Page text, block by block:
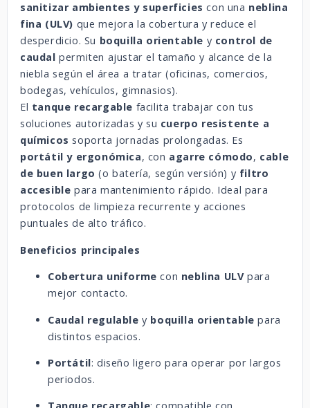
sanitizar ambientes y superficies con una neblina
fina (ULV) que mejora la cobertura y reduce el
desperdicio. Su boquilla orientable y control de
caudal permiten ajustar el tamaño y alcance de la
niebla según el área a tratar (oficinas, comercios,
bodegas, vehículos, gimnasios).
El tanque recargable facilita trabajar con tus
soluciones autorizadas y su cuerpo resistente a
químicos soporta jornadas prolongadas. Es
portátil y ergonómica, con agarre cómodo, cable
de buen largo (o batería, según versión) y filtro
accesible para mantenimiento rápido. Ideal para
protocolos de limpieza recurrente y acciones
puntuales de alto tráfico.
Beneficios principales
Cobertura uniforme con neblina ULVpara
mejor contacto.
Caudal regulable y boquilla orientable para
distintos espacios.
Portátil: diseño ligero para operar por largos
periodos.